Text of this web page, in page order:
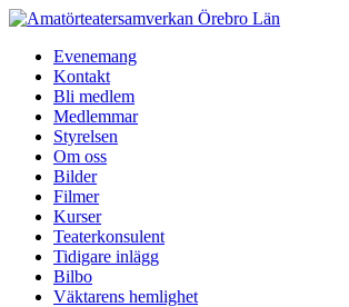
Hoppa
innehållEvenemang
Kontakt
Bli medlem
Medlemmar
Styrelsen
Om oss
Bilder
Filmer
Kurser
Teaterkonsulent
Tidigare inlägg
Bilbo
Väktarens hemlighet